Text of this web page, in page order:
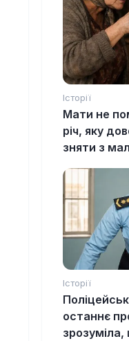
Історії
Мати не
річ, яку
зняти з
Історії
останнє